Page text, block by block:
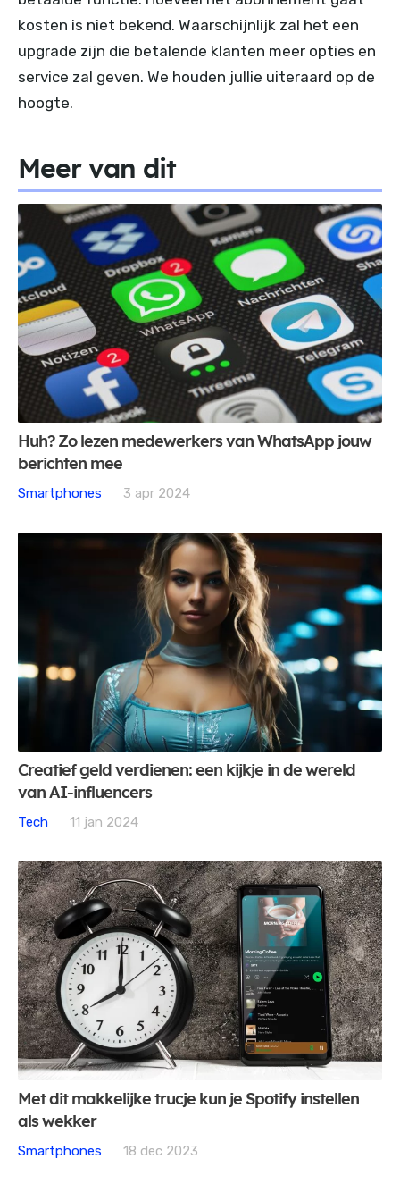
kosten is niet bekend. Waarschijnlijk zal het een
upgrade zijn die betalende klanten meer opties en
service zal geven. We houden jullie uiteraard op de
hoogte.
Meer van dit
Huh? Zo lezen medewerkers van WhatsApp jouw
berichten mee
Smartphones
3 apr 2024
Creatief geld verdienen: een kijkje in de wereld
van AI-influencers
Tech
11 jan 2024
Met dit makkelijke trucje kun je Spotify instellen
als wekker
Smartphones
18 dec 2023